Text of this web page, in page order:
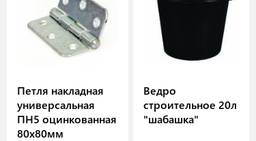
Петля накладная
универсальная
ПН5 оцинкованная
80х80мм
Ведро
строительное 20л
"шабашка"